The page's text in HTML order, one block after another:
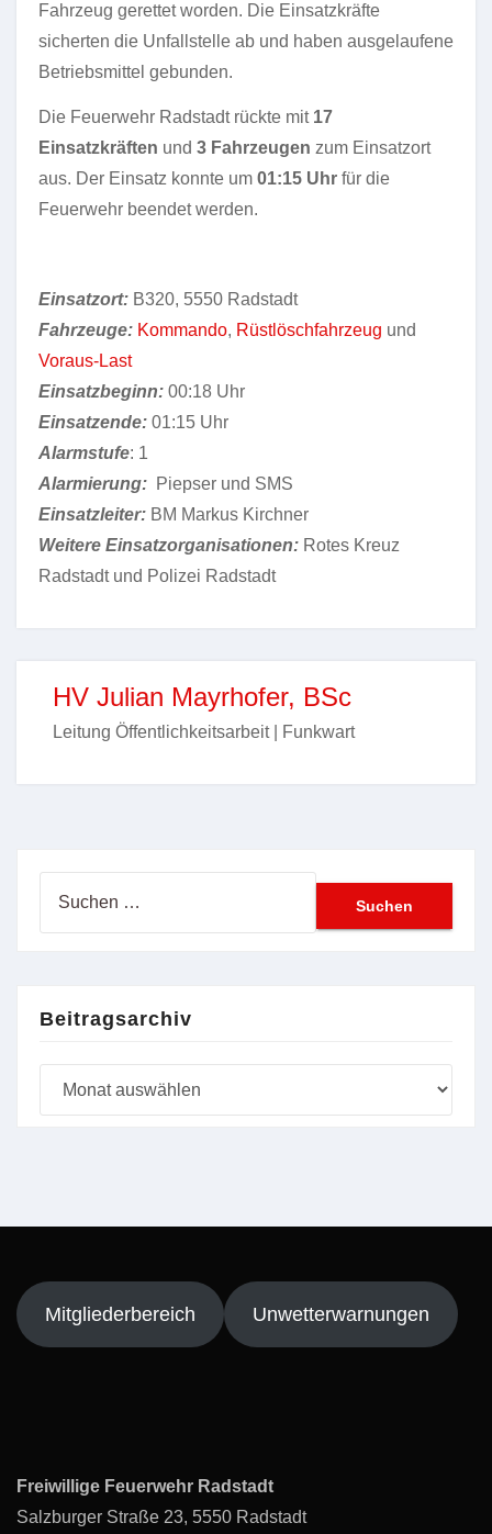
Fahrzeug gerettet worden. Die Einsatzkräfte
sicherten die Unfallstelle ab und haben ausgelaufene
Betriebsmittel gebunden.
Die Feuerwehr Radstadt rückte mit 17
Einsatzkräften und 3 Fahrzeugen zum Einsatzort
aus. Der Einsatz konnte um 01:15 Uhr für die
Feuerwehr beendet werden.
Einsatzort: B320, 5550 Radstadt
Fahrzeuge: Kommando, Rüstlöschfahrzeug und
Voraus-Last
Einsatzbeginn: 00:18 Uhr
Einsatzende: 01:15 Uhr
Alarmstufe: 1
Alarmierung: Piepser und SMS
Einsatzleiter: BM Markus Kirchner
Weitere Einsatzorganisationen: Rotes Kreuz
Radstadt und Polizei Radstadt
HV Julian Mayrhofer, BSc
Leitung Öffentlichkeitsarbeit | Funkwart
Beitragsarchiv
Mitgliederbereich Unwetterwarnungen
Freiwillige Feuerwehr Radstadt
Salzburger Straße 23, 5550 Radstadt